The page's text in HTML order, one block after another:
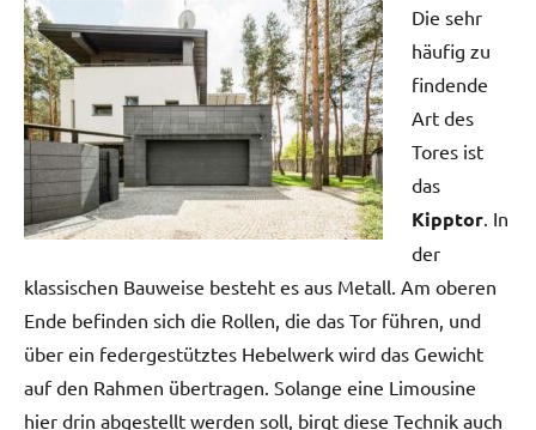
Die sehr
häufig zu
findende
Art des
Tores ist
das
Kipptor. In
der
klassischen Bauweise besteht es aus Metall. Am oberen
Ende befinden sich die Rollen, die das Tor führen, und
über ein federgestütztes Hebelwerk wird das Gewicht
auf den Rahmen übertragen. Solange eine Limousine
hier drin abgestellt werden soll, birgt diese Technik auch